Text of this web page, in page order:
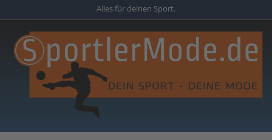
to
content
Alles für deinen Sport.